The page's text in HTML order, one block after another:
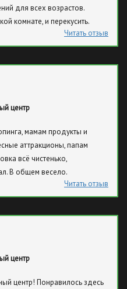
для всех возрастов.
комнате, и перекусить.
Читать отзыв
центр
мамам продукты и
аттракционы, папам
всё чистенько,
В общем весело.
Читать отзыв
центр
центр! Понравилось здесь